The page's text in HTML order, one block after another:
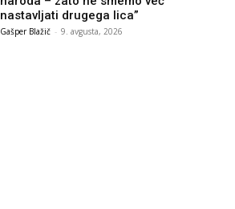
nastavljati drugega lica”
Gašper Blažič - 9. avgusta, 2026